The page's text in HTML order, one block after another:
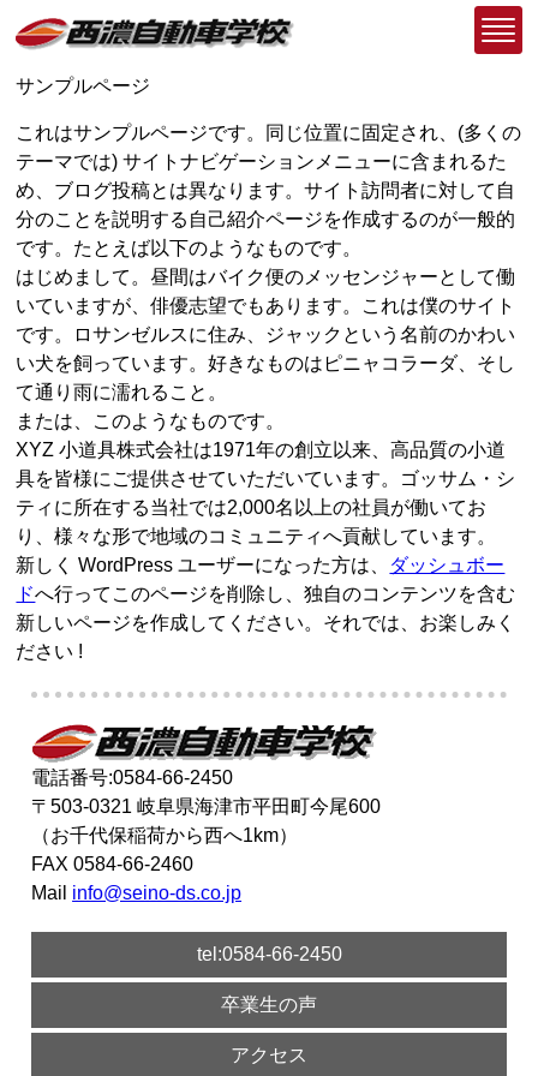
サンプルページ
これはサンプルページです。同じ位置に固定され、(多くの
テーマでは) サイトナビゲーションメニューに含まれるた
め、ブログ投稿とは異なります。サイト訪問者に対して自
分のことを説明する自己紹介ページを作成するのが一般的
です。たとえば以下のようなものです。
はじめまして。昼間はバイク便のメッセンジャーとして働
いていますが、俳優志望でもあります。これは僕のサイト
です。ロサンゼルスに住み、ジャックという名前のかわい
い犬を飼っています。好きなものはピニャコラーダ、そし
て通り雨に濡れること。
または、このようなものです。
XYZ 小道具株式会社は1971年の創立以来、高品質の小道
具を皆様にご提供させていただいています。ゴッサム・シ
ティに所在する当社では2,000名以上の社員が働いてお
り、様々な形で地域のコミュニティへ貢献しています。
新しく WordPress ユーザーになった方は、 ダッシュボー
ドへ行ってこのページを削除し、独自のコンテンツを含む
新しいページを作成してください。それでは、お楽しみく
ださい !
電話番号:0584-66-2450
〒503-0321 岐阜県海津市平田町今尾600
（お千代保稲荷から西へ1km）
FAX 0584-66-2460
Mail info@seino-ds.co.jp
tel:0584-66-2450
卒業生の声
アクセス